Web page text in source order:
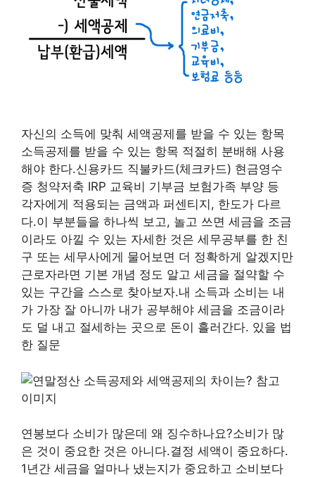
자신의 소득에 맞춰 세액공제를 받을 수 있는 항목
소득공제를 받을 수 있는 항목 적절히 분배해 사용
해야 한다.신용카드 직불카드(체크카드) 현금영수
증 청약저축 IRP 교육비 기부금 보험가족 부양 등
각자에게 적용되는 금액과 퍼센티지, 한도가 다르
다.이 부분들을 하나씩 보고, 놀고 쓰면 세금을 조금
이라도 아낄 수 있는 자세한 것은 세무공부를 한 친
구 또는 세무사에게 물어보면 더 정확하게 알겠지만
근로자라면 기본 개념 정도 알고 세금을 절약할 수
있는 구간을 스스로 찾아보자.내 소득과 소비는 내
가 가장 잘 아니까 내가 공부해야 세금을 조금이라
도 덜 내고 절세하는 곳으로 돈이 흘러간다. 있을 법
한 질문
연봉보다 소비가 많은데 왜 징수하나요?소비가 많
은 것이 중요한 것은 아니다.결정 세액이 중요하다.
1년간 세금을 얼마나 냈는지가 중요하고 소비보다